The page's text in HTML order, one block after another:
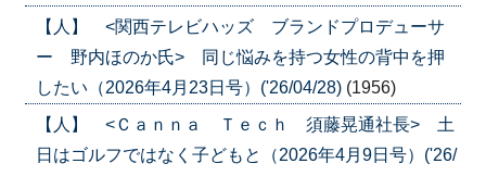
【人】 <関西テレビハッズ ブランドプロデューサ
ー 野内ほのか氏> 同じ悩みを持つ女性の背中を押
したい（2026年4月23日号）('26/04/28) (1956)
【人】 <Ｃａｎｎａ Ｔｅｃｈ 須藤晃通社長> 土
日はゴルフではなく子どもと（2026年4月9日号）('26/